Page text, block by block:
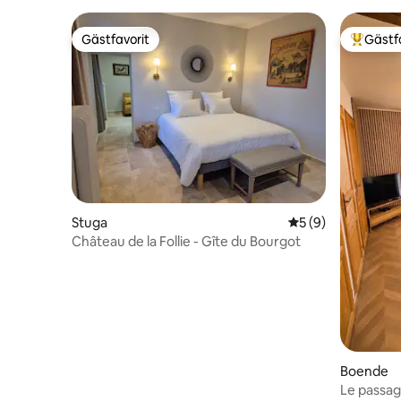
Gästfavorit
Gästfavorit
Stuga 5 av 5 i
5 (9)
Château de la Follie - Gîte du Bourgot
Boende
Le